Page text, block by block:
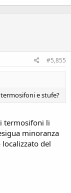
#5,855
e stufe?
termosifoni li
minoranza
del